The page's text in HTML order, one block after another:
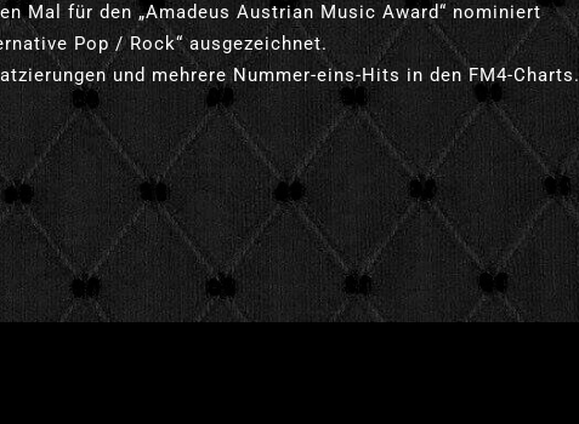
Mal für den „Amadeus Austrian Music Award“ nominiert
Pop / Rock“ ausgezeichnet.
und mehrere Nummer-eins-Hits in den FM4-Charts.